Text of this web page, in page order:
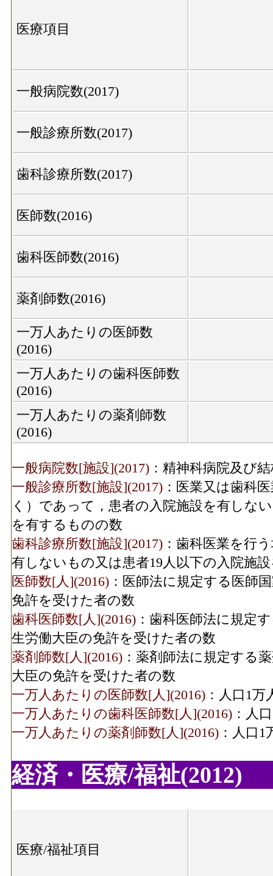
医療項目
一般病院数(2017)
一般診療所数(2017)
歯科診療所数(2017)
医師数(2016)
歯科医師数(2016)
薬剤師数(2016)
一万人あたりの医師数
(2016)
一万人あたりの歯科医師数
(2016)
一万人あたりの薬剤師数
(2016)
一般病院数[施設](2017) ：精神科病院及び
一般診療所数[施設](2017) ：医業又は歯科
く）であって，患者の入院施設を有しな
を有するものの数
歯科診療所数[施設](2017) ：歯科医業を行
有しないもの又は患者19人以下の入院施
医師数[人](2016) ：医師法に規定する医師
免許を受けた者の数
歯科医師数[人](2016) ：歯科医師法に規定
生労働大臣の免許を受けた者の数
薬剤師数[人](2016) ：薬剤師法に規定する
大臣の免許を受けた者の数
一万人あたりの医師数[人](2016) ：人口1
一万人あたりの歯科医師数[人](2016) ：人
一万人あたりの薬剤師数[人](2016) ：人口
経済・医療/福祉(2012)
医療/福祉項目